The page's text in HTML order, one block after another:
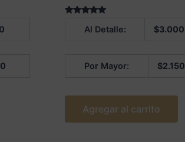
Al Detalle: $3.000
Por Mayor: $2.150
Agregar al carrito